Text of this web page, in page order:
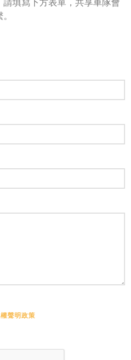
填寫下方表單，共享車隊會
聲明政策